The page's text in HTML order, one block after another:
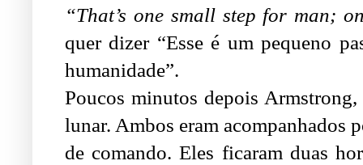
“That’s one small step for man;
quer dizer “Esse é um pequeno
humanidade”.
Poucos minutos depois
lunar. Ambos eram acompanhados
de comando. Eles ficaram duas